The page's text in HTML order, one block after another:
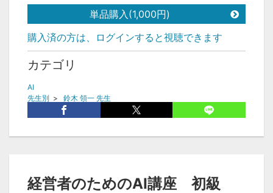
単品購入(1,000円)
購入済の方は、ログインすると視聴できます
カテゴリ
AI
先生別 > 鈴木 領一 先生
経営者のためのAI講座 初級